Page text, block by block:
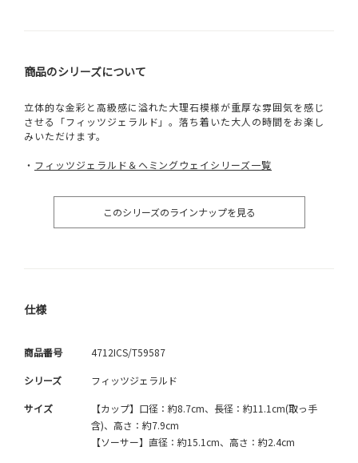
商品のシリーズについて
立体的な金彩と高級感に溢れた大理石模様が重厚な雰囲気を感じ
させる「フィッツジェラルド」。落ち着いた大人の時間をお楽し
みいただけます。
・ フィッツジェラルド＆ヘミングウェイシリーズ一覧
このシリーズのラインナップを見る
仕様
商品番号 4712ICS/T59587
シリーズ フィッツジェラルド
サイズ
【カップ】口径：約8.7cm、長径：約11.1cm(取っ手
含)、高さ：約7.9cm
【ソーサー】直径：約15.1cm、高さ：約2.4cm